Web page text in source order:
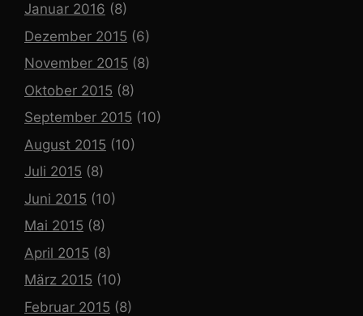
Januar 2016 (8)
Dezember 2015 (6)
November 2015 (8)
Oktober 2015 (8)
September 2015 (10)
August 2015 (10)
Juli 2015 (8)
Juni 2015 (10)
Mai 2015 (8)
April 2015 (8)
März 2015 (10)
Februar 2015 (8)